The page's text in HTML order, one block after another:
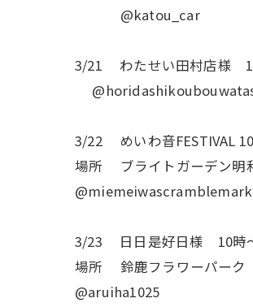
@katou_car
3/21 わたせい田村店様
3/22 めいわ音FESTIVAL
場所 ブライトガーデン
3/23 日日是好日様 10時
場所 鈴鹿フラワーパーク
@aruiha1025